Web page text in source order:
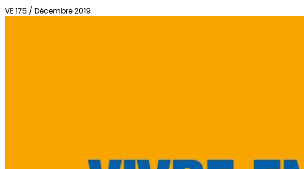
VE 175 / Décembre 2019